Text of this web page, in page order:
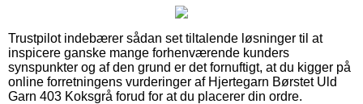
Trustpilot indebærer sådan set tiltalende løsninger til at
inspicere ganske mange forhenværende kunders
synspunkter og af den grund er det fornuftigt, at du kigger på
online forretningens vurderinger af Hjertegarn Børstet Uld
Garn 403 Koksgrå forud for at du placerer din ordre.